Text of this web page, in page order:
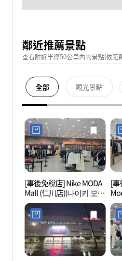
鄰近推薦景點
查看附近半徑50公里內的景點(依距
全部 觀光景點
[事後免稅店] Nike MODA
Mall (仁川店)(나이키 모다
아울렛 인천점)
[事
店
인